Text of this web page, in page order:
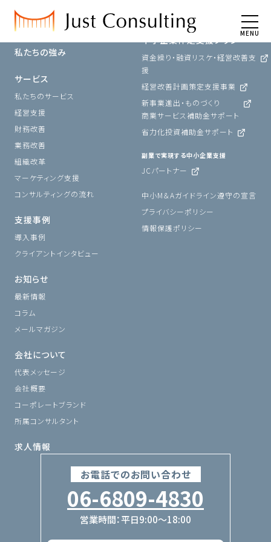
MENU
お電話でのお問い合わせ
06-6809-4830
営業時間：平日9:00〜18:00
ホーム
私たちの強み
サービス
私たちのサービス
経営支援
財務改善
業務改善
組織改革
マーケティング支援
コンサルティングの流れ
支援事例
導入事例
クライアントインタビュー
お知らせ
最新情報
コラム
メールマガジン
会社について
代表メッセージ
会社概要
コーポレートブランド
所属コンサルタント
求人情報
中小企業伴走支援プラン
資金繰り・融資リスケ・経営改善支
援
経営改善計画策定支援事業
新事業進出・ものづくり
商業サービス補助金サポート
省力化投資補助金サポート
副業で実現する中小企業支援
JCパートナー
中小M＆Aガイドライン遵守の宣言
プライバシーポリシー
情報保護ポリシー